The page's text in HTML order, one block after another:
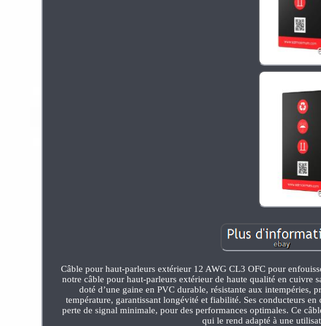
Câble pour haut-parleurs extérieur 12 AWG CL3 OFC pour
notre câble pour haut-parleurs extérieur de haute qualité en cuivre
doté d’une gaine en PVC durable, résistante aux intempéries,
température, garantissant longévité et fiabilité. Ses conducteurs
perte de signal minimale, pour des performances optimales. Ce
qui le rend adapté à une